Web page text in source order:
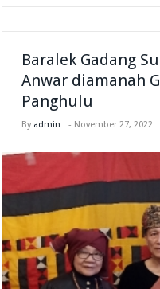
Baralek Gadang
Anwar diamanah
Panghulu
By admin - November 27, 2022